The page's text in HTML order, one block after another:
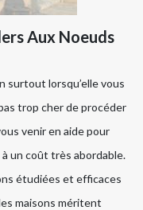
Aux Noeuds
surtout lorsqu’elle vous
trop cher de procéder
venir en aide pour
un coût très abordable.
étudiées et efficaces
maisons méritent